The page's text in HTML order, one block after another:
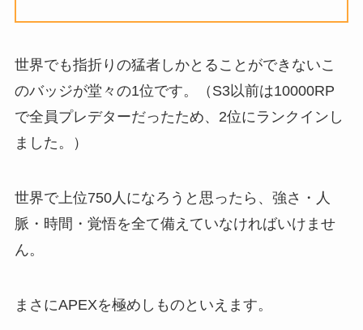
世界でも指折りの猛者しかとることができないこ
のバッジが堂々の1位です。（S3以前は10000RP
で全員プレデターだったため、2位にランクインし
ました。）
世界で上位750人になろうと思ったら、強さ・人
脈・時間・覚悟を全て備えていなければいけませ
ん。
まさにAPEXを極めしものといえます。